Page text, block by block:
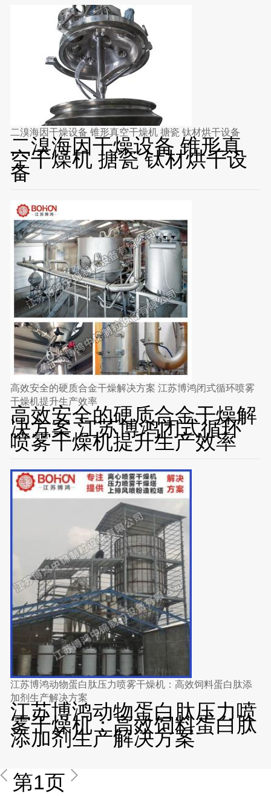
二溴海因干燥设备 锥形真空干燥机 搪瓷 钛材烘干设备
二溴海因干燥设备 锥形真
空干燥机 搪瓷 钛材烘干设
备
高效安全的硬质合金干燥解决方案 江苏博鸿闭式循环喷雾
干燥机提升生产效率
高效安全的硬质合金干燥解
决方案 江苏博鸿闭式循环
喷雾干燥机提升生产效率
江苏博鸿动物蛋白肽压力喷雾干燥机：高效饲料蛋白肽添
加剂生产解决方案
江苏博鸿动物蛋白肽压力喷
雾干燥机：高效饲料蛋白肽
添加剂生产解决方案
第1页